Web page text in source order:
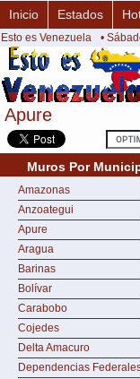
Apure
Apure
Inicio Estados
Esto es Venezuela •
Muros Por
Amazonas
Anzoategui
Apure
Aragua
Barinas
Bolívar
Carabobo
Cojedes
Delta Amacuro
Dependencias